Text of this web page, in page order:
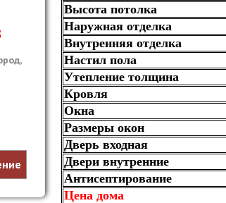
Высота потолка
Наружная отделка
Внутренняя отделка
Настил пола
Утепление толщина
Кровля
Окна
Размеры окон
Дверь входная
Двери внутренние
Антисептирование
Цена дома